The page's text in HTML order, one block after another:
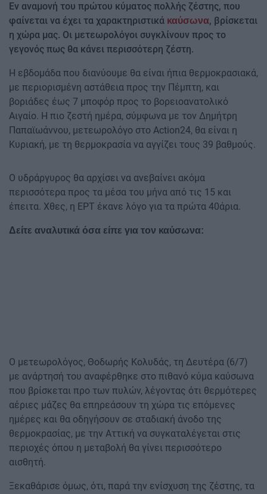
Εν αναμονή του πρώτου κύματος πολλής ζέστης, που
φαίνεται να έχει τα χαρακτηριστικά καύσωνα, βρίσκεται
η χώρα μας. Οι μετεωρολόγοι συγκλίνουν προς το
γεγονός πως θα κάνει περισσότερη ζέστη.
Η εβδομάδα που διανύουμε θα είναι ήπια θερμοκρασιακά,
με περιορισμένη αστάθεια προς την Πέμπτη, και
βοριάδες έως 7 μποφόρ προς το βορειοανατολικό
Αιγαίο. Η πιο ζεστή ημέρα, σύμφωνα με τον Δημήτρη
Παπαϊωάννου, μετεωρολόγο στο Action24, θα είναι η
Κυριακή, με τη θερμοκρασία να αγγίζει τους 39 βαθμούς.
Ο υδράργυρος θα αρχίσει να ανεβαίνει ακόμα
περισσότερα προς τα μέσα του μήνα από τις 15 και
έπειτα. Χθες, η ΕΡΤ έκανε λόγο για τα πρώτα 40άρια.
Δείτε αναλυτικά όσα είπε για τον καύσωνα:
O μετεωρολόγος, Θοδωρής Κολυδάς, τη Δευτέρα (6/7)
με ανάρτησή του αναφέρθηκε στο πιθανό κύμα καύσωνα
που βρίσκεται προ των πυλών, λέγοντας ότι θερμότερες
αέριες μάζες θα επηρεάσουν τη χώρα τις επόμενες
ημέρες και θα οδηγήσουν σε σταδιακή άνοδο της
θερμοκρασίας, με την Αττική να συγκαταλέγεται στις
περιοχές όπου η μεταβολή θα γίνει περισσότερο
αισθητή.
Ξεκαθάρισε όμως, ότι, παρά την ενίσχυση της ζέστης, τα